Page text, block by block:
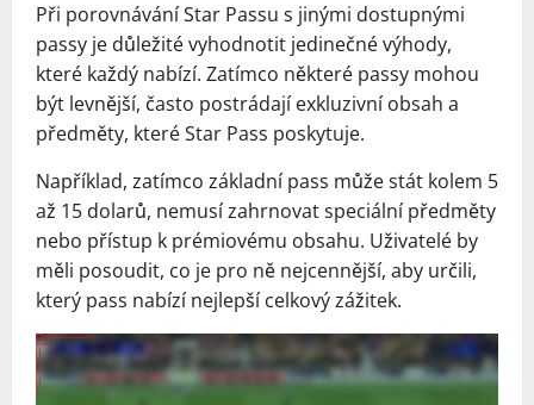
Při porovnávání Star Passu s jinými dostupnými
passy je důležité vyhodnotit jedinečné výhody,
které každý nabízí. Zatímco některé passy mohou
být levnější, často postrádají exkluzivní obsah a
předměty, které Star Pass poskytuje.
Například, zatímco základní pass může stát kolem 5
až 15 dolarů, nemusí zahrnovat speciální předměty
nebo přístup k prémiovému obsahu. Uživatelé by
měli posoudit, co je pro ně nejcennější, aby určili,
který pass nabízí nejlepší celkový zážitek.